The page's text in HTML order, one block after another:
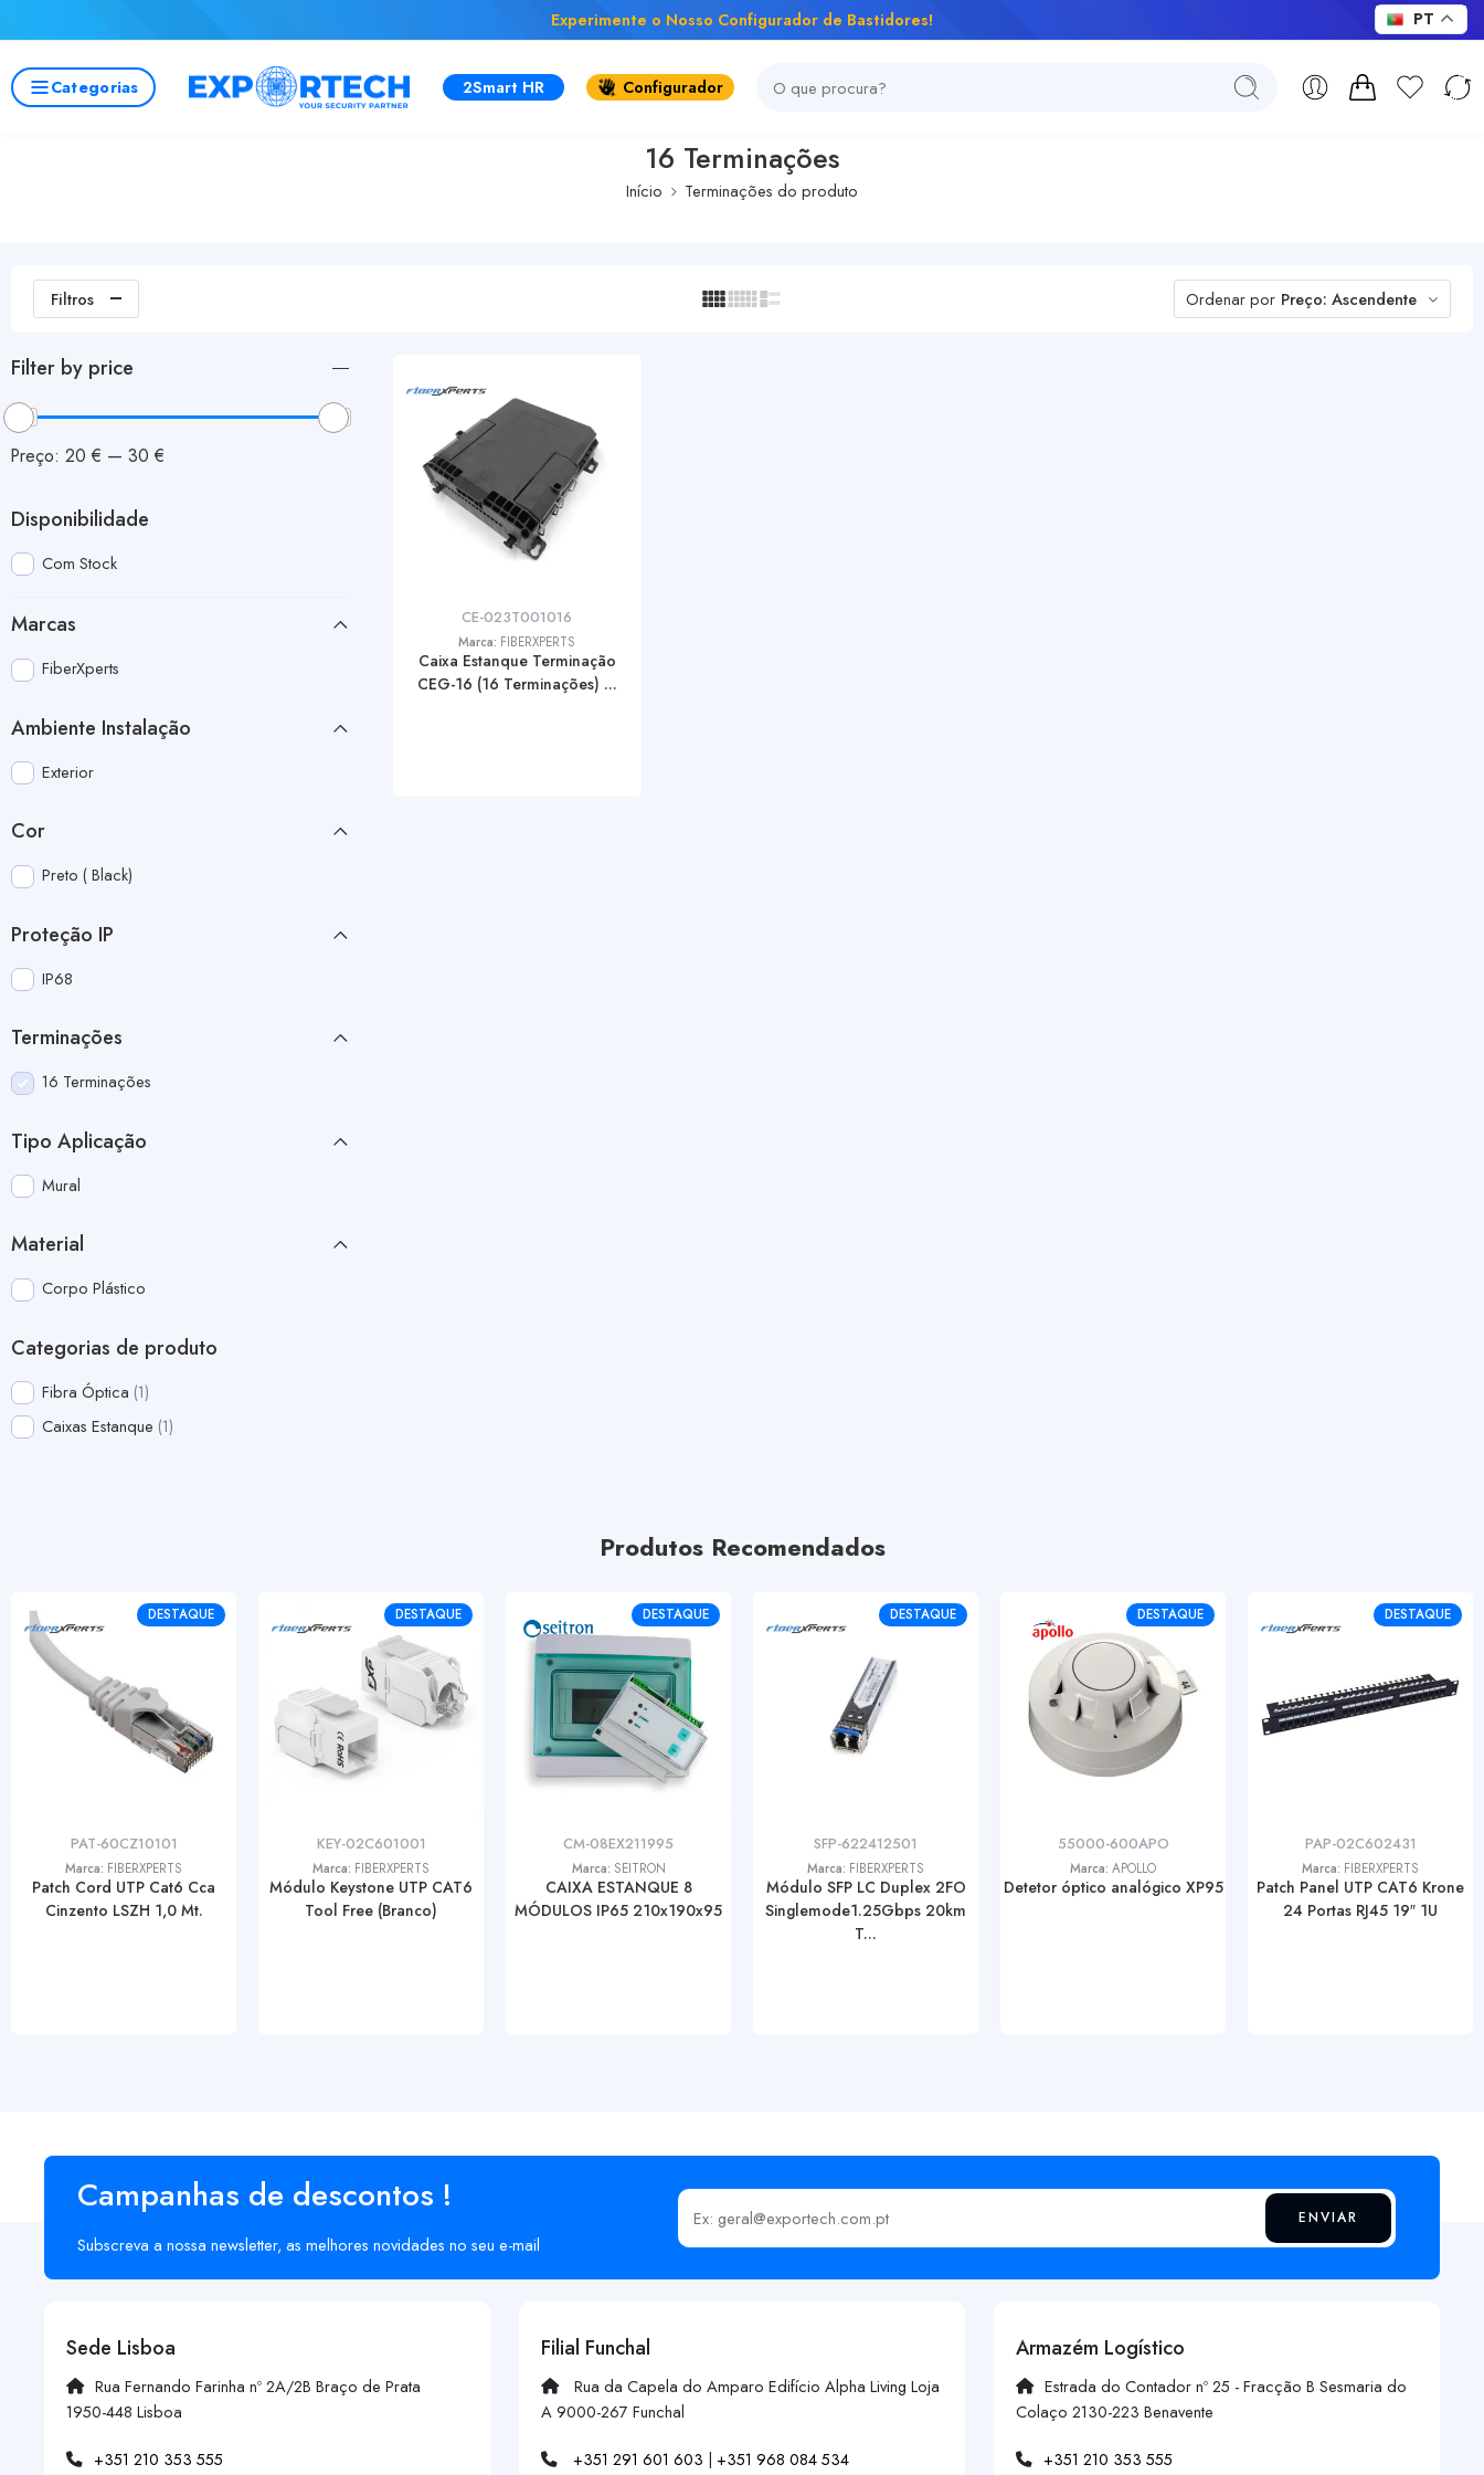
Experimente o Nosso Configurador de Bastidores!
Categorias 2Smart HR Configurador
16 Terminações
Início Terminações do produto
Filtros Ordenar por Preço: Ascendente
CE-023T001016
Marca: FIBERXPERTS
Caixa Estanque Terminação
CEG-16 (16 Terminações) ...
Filter by price
Preço: 20 € — 30 €
Disponibilidade
Com Stock
Marcas
FiberXperts
Ambiente Instalação
Exterior
Cor
Preto ( Black)
Proteção IP
IP68
Terminações
16 Terminações
Tipo Aplicação
Mural
Material
Corpo Plástico
Categorias de produto
Fibra Óptica 1
Caixas Estanque 1
Produtos Recomendados
DESTAQUE
PAT-60CZ10101
Marca: FIBERXPERTS
Patch Cord UTP Cat6 Cca
Cinzento LSZH 1,0 Mt.
DESTAQUE
KEY-02C601001
Marca: FIBERXPERTS
Módulo Keystone UTP CAT6
Tool Free (Branco)
DESTAQUE
CM-08EX211995
Marca: SEITRON
CAIXA ESTANQUE 8
MÓDULOS IP65 210x190x95
DESTAQUE
SFP-622412501
Marca: FIBERXPERTS
Módulo SFP LC Duplex 2FO
Singlemode1.25Gbps 20km
T...
DESTAQUE
55000-600APO
Marca: APOLLO
Detetor óptico analógico XP95
DESTAQUE
PAP-02C602431
Marca: FIBERXPERTS
Patch Panel UTP CAT6 Krone
24 Portas RJ45 19″ 1U
Campanhas de descontos !
Subscreva a nossa newsletter, as melhores novidades no seu e-mail
Insira o seu email ENVIAR
Sede Lisboa
Rua Fernando Farinha nº 2A/2B Braço de Prata
1950-448 Lisboa
+351 210 353 555
Filial Funchal
Rua da Capela do Amparo Edifício Alpha Living Loja
A 9000-267 Funchal
+351 291 601 603 | +351 968 084 534
Armazém Logístico
Estrada do Contador nº 25 - Fracção B Sesmaria do
Colaço 2130-223 Benavente
+351 210 353 555
PT